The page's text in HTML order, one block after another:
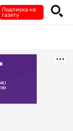
Подписка на
газету